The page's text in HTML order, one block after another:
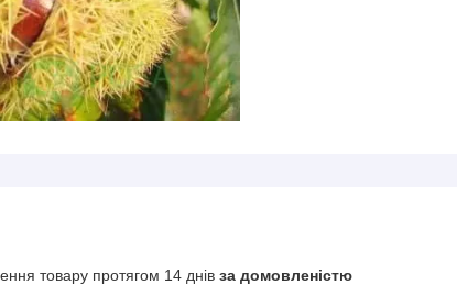
товару протягом 14 днів за домовленістю